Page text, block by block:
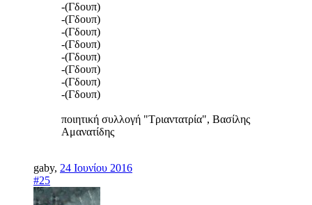
-(Γδουπ)
-(Γδουπ)
-(Γδουπ)
-(Γδουπ)
-(Γδουπ)
-(Γδουπ)
-(Γδουπ)
-(Γδουπ)
ποιητική συλλογή "Τριαντατρία", Βασίλης
Αμανατίδης
gaby, 24 Ιουνίου 2016
#25